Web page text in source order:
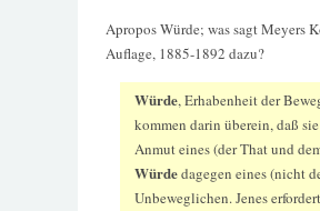
Apropos Würde; was sagt
Auflage, 1885-1892 dazu?
Würde, Erhabenheit der
kommen darin überein, daß
Anmut eines (der That und
Würdedagegen eines (nicht
Unbeweglichen. Jenes